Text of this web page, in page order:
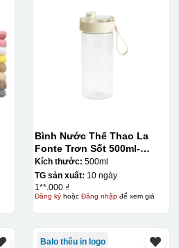
Bình Nước Thể Thao La
Fonte Trơn Sốt 500ml-
010009
Kích thước: 500ml
TG sản xuất: 10 ngày
1**.000 ₫
Đăng kýhoặc Đăng nhậpđể xem giá
Balo thêu in logo